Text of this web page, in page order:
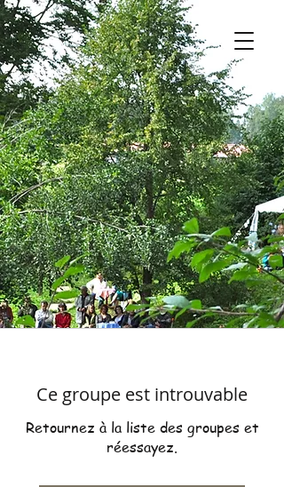
Ce groupe est introuvable
Retournez à la liste des groupes et
réessayez.